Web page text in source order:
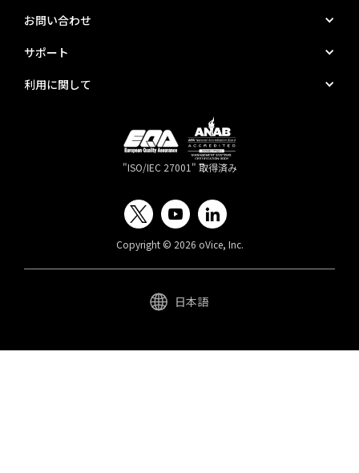
お問い合わせ
サポート
利用に関して
"ISO/IEC 27001" 取得済み
Copyright © 2026 oVice, Inc.
日本語